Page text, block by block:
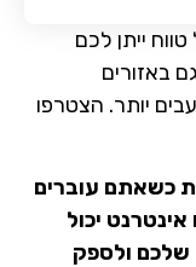
ייתן לכם
באזורים
יותר. הצטרפו
כשאתם עוברים
יכול
שלכם ולספק